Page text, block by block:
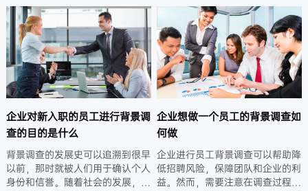
降低雇主风险，保护公司的声誉，
并确保工作场所的安全。
查已成为许多领域中的重要环节，
尤其在雇佣和合作关系方面扮演着
关键角色。
企业对新入职的员工进行背景调
查的目的是什么
背景调查的发展史可以追溯到很早
以前，那时就被人们用于确认个人
身份和信誉。随着社会的发展，调
企业想做一个员工的背景调查如
何做
企业进行员工背景调查可以帮助降
低招聘风险，保障团队和企业的利
益。然而，需要注意在调查过程中